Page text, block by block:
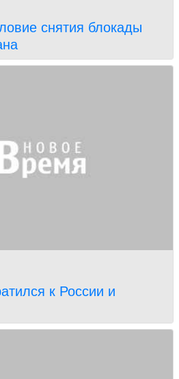
снятия блокады
к России и